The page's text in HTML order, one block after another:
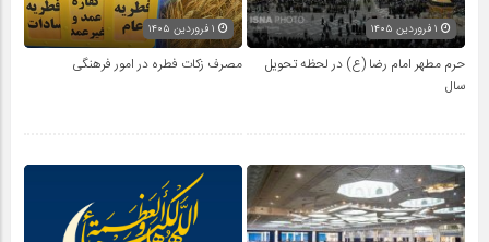
حرم مطهر امام رضا (ع) در لحظه تحویل
سال
مصرف زکات فطره در امور فرهنگی